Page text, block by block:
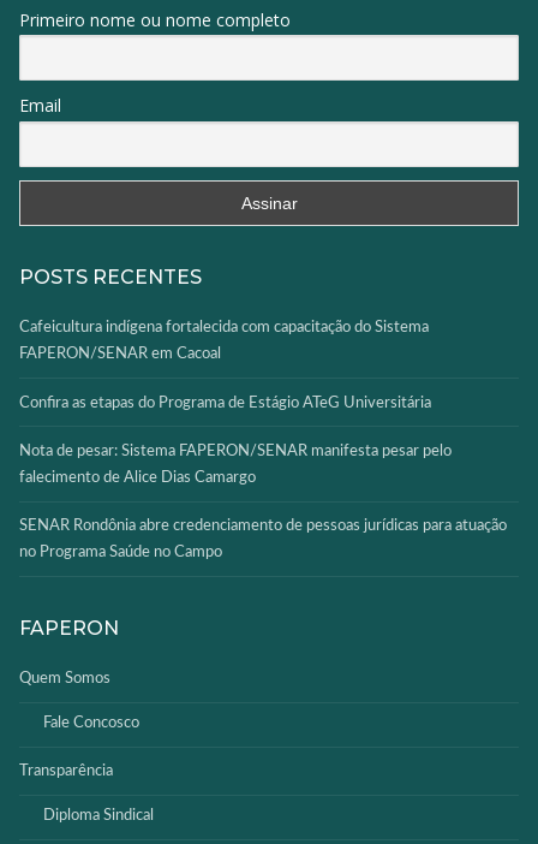
Primeiro nome ou nome completo
Email
POSTS RECENTES
Cafeicultura indígena fortalecida com capacitação do Sistema
FAPERON/SENAR em Cacoal
Confira as etapas do Programa de Estágio ATeG Universitária
Nota de pesar: Sistema FAPERON/SENAR manifesta pesar pelo
falecimento de Alice Dias Camargo
SENAR Rondônia abre credenciamento de pessoas jurídicas para atuação
no Programa Saúde no Campo
FAPERON
Quem Somos
Fale Concosco
Transparência
Diploma Sindical